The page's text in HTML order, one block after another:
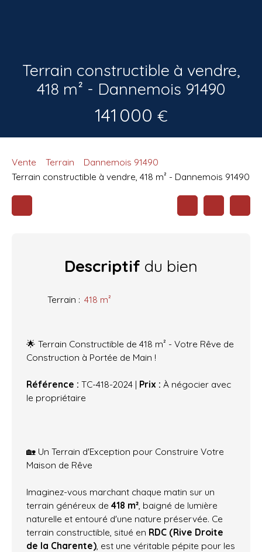
Terrain constructible à vendre,
418 m² - Dannemois 91490
141 000 €
Vente Terrain
Dannemois 91490
Terrain constructible à vendre, 418 m² - Dannemois 91490
Descriptif du bien
Terrain : 418 m²
🌟 Terrain Constructible de 418 m² - Votre Rêve de
Construction à Portée de Main !
Référence : TC-418-2024 | Prix : À négocier avec
le propriétaire
🏡 Un Terrain d'Exception pour Construire Votre
Maison de Rêve
Imaginez-vous marchant chaque matin sur un
terrain généreux de 418 m² , baigné de lumière
naturelle et entouré d'une nature préservée. Ce
terrain constructible, situé en RDC (Rive Droite
de la Charente) , est une véritable pépite pour les